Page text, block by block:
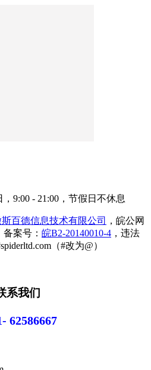
9:00 - 21:00，节假日不休息
百德信息技术有限公司
，皖公网
备案号： 皖B2-20140010-4 ，违法
（#改为@）
系我们
62586667